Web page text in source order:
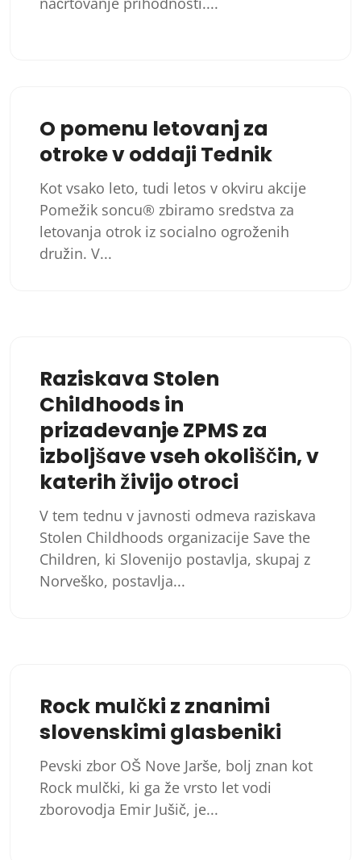
O pomenu letovanj za
otroke v oddaji Tednik
Kot vsako leto, tudi letos v okviru akcije
Pomežik soncu® zbiramo sredstva za
letovanja otrok iz socialno ogroženih
družin. V...
Raziskava Stolen
Childhoods in
prizadevanje ZPMS za
izboljšave vseh okoliščin, v
katerih živijo otroci
V tem tednu v javnosti odmeva raziskava
Stolen Childhoods organizacije Save the
Children, ki Slovenijo postavlja, skupaj z
Norveško, postavlja...
Rock mulčki z znanimi
slovenskimi glasbeniki
Pevski zbor OŠ Nove Jarše, bolj znan kot
Rock mulčki, ki ga že vrsto let vodi
zborovodja Emir Jušič, je...